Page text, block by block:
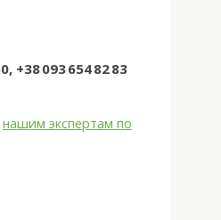
+38 093 654 82 83
нашим экспертам по